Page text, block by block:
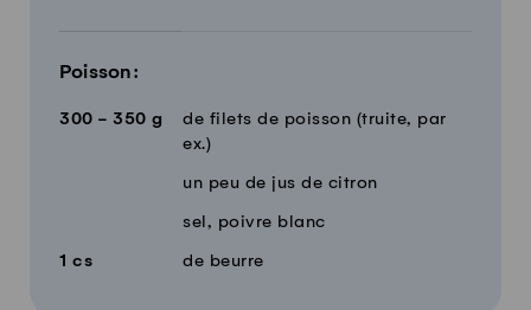
Poisson:
300 - 350 g
de filets de poisson (truite, par
ex.)
un peu de jus de citron
sel, poivre blanc
1 cs de beurre